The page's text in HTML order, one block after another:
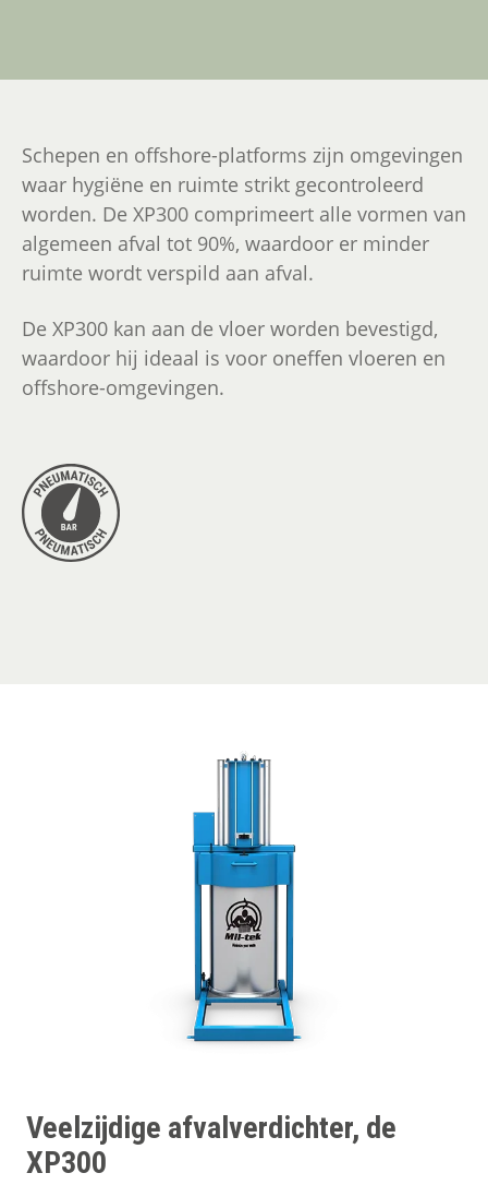
Schepen en offshore-platforms zijn omgevingen
waar hygiëne en ruimte strikt gecontroleerd
worden. De XP300 comprimeert alle vormen van
algemeen afval tot 90%, waardoor er minder
ruimte wordt verspild aan afval.
De XP300 kan aan de vloer worden bevestigd,
waardoor hij ideaal is voor oneffen vloeren en
offshore-omgevingen.
Veelzijdige afvalverdichter, de
XP300